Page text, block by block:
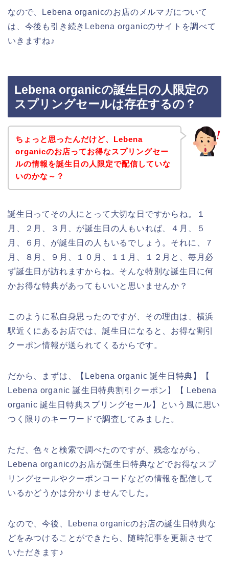
なので、Lebena organicのお店のメルマガについて
は、今後も引き続きLebena organicのサイトを調べて
いきますね♪
Lebena organicの誕生日の人限定の
スプリングセールは存在するの？
ちょっと思ったんだけど、Lebena
organicのお店ってお得なスプリングセー
ルの情報を誕生日の人限定で配信していな
いのかな～？
誕生日ってその人にとって大切な日ですからね。１
月、２月、３月、が誕生日の人もいれば、４月、５
月、６月、が誕生日の人もいるでしょう。それに、７
月、８月、９月、１０月、１１月、１２月と、毎月必
ず誕生日が訪れますからね。そんな特別な誕生日に何
かお得な特典があってもいいと思いませんか？
このように私自身思ったのですが、その理由は、横浜
駅近くにあるお店では、誕生日になると、お得な割引
クーポン情報が送られてくるからです。
だから、まずは、【Lebena organic 誕生日特典】【
Lebena organic 誕生日特典割引クーポン】【 Lebena
organic 誕生日特典スプリングセール】という風に思い
つく限りのキーワードで調査してみました。
ただ、色々と検索で調べたのですが、残念ながら、
Lebena organicのお店が誕生日特典などでお得なスプ
リングセールやクーポンコードなどの情報を配信して
いるかどうかは分かりませんでした。
なので、今後、Lebena organicのお店の誕生日特典な
どをみつけることができたら、随時記事を更新させて
いただきます♪